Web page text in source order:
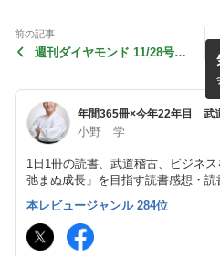
前の記事
週刊ダイヤモンド 11/28号
小野 学
1日1冊の読書、武道稽古、ビジネ
弛まぬ成長」を目指す読書感想・
返り・アウトプット前提のインプ
身の為の検索可能なデータベースと
屋の読書日記」
本レビュージャンル 284位